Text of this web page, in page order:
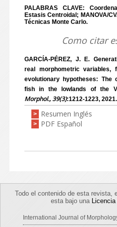
PALABRAS CLAVE:
Estasis Centroidal; MANOVA/
Técnicas Monte Carlo.
Como citar
GARCÍA-PÉREZ, J. E.
real morphometric variables,
evolutionary hypotheses: The
fish in the lowlands of the
Morphol., 39(3):1212-1223, 2021.
> Resumen Inglés
> PDF Español
Todo el contenido de esta revista,
esta bajo una
International Journal of